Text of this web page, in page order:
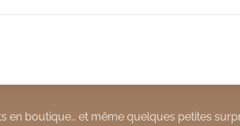
en boutique… et même quelques petites